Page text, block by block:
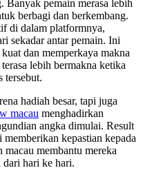
Banyak pemain merasa lebih
berbagi dan berkembang.
di dalam platformnya,
sekadar antar pemain. Ini
dan memperkaya makna
lebih bermakna ketika
tersebut.
hadiah besar, tapi juga
macau menghadirkan
angka dimulai. Result
kepastian kepada
membantu mereka
dari hari ke hari.